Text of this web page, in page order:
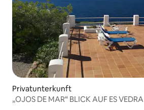
Privatunterkunft
„OJOS DE MAR“ BLICK AUF ES VEDRA